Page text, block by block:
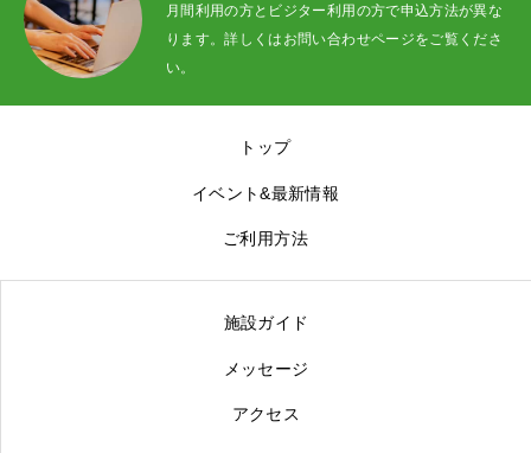
月間利用の方とビジター利用の方で申込方法が異な
ります。詳しくはお問い合わせページをご覧くださ
い。
トップ
イベント&最新情報
ご利用方法
施設ガイド
メッセージ
アクセス